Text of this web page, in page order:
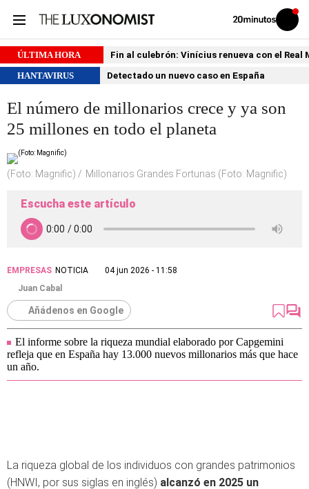
Volver
Iniciar
sesión
ÚLTIMA HORA
Fin al culebrón: Vinícius renueva con el Real
HANTAVIRUS
Detectado un nuevo caso en España
El número de millonarios crece y ya son
25 millones en todo el planeta
(Foto: Magnific) Millonarios Grandes Fortunas (Foto: Magnific)
Escucha este artículo
EMPRESAS NOTICIA
04 jun 2026 - 11:58
Juan Cabal
Añádenos en Google
El informe sobre la riqueza mundial elaborado por Capgemini
refleja que en España hay 13.000 nuevos millonarios más que hace
un año.
La riqueza global de los individuos con grandes patrimonios
(HNWI, por sus siglas en inglés) alcanzó en 2025 un